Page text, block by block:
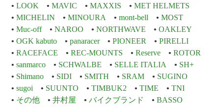
LOOK
MAVIC MAXXIS
MET HELMETS
MICHELIN
MINOURA mont-bell
MOST
Muc-off
NAROO NORTHWAVE
OAKLEY
OGK kabuto
panaracer PIONEER
PIRELLI
RACEFACE
REC-MOUNTS Reserve
ROTOR
sanmarco
SCHWALBE SELLE ITALIA
SH+
Shimano
SIDI SMITH SRAM
SUGINO
sugoi
SUUNTO TIMBUK2 TIME
TNI
その他
井村屋 バイクブランド
BASSO